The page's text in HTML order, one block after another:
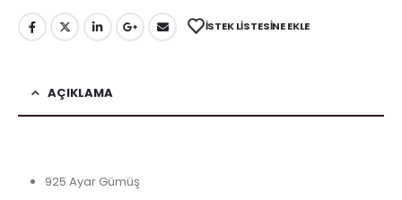
İSTEK LISTESINE EKLE
AÇIKLAMA
925 Ayar Gümüş